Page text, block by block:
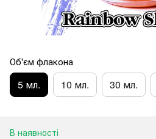
Об'єм флакона
5 мл. 10 мл. 30 мл.
В наявності